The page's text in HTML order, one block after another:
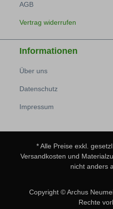
AGB
Vertrag widerrufen
Informationen
Über uns
Datenschutz
Impressum
* Alle Preise exkl.
Versandkosten und
nicht anders
Copyright © Archus
Rechte